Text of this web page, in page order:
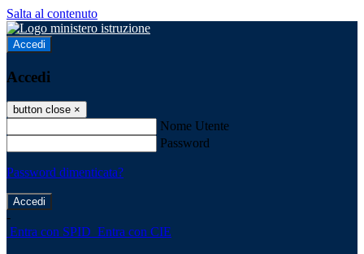
Salta al contenuto
Accedi
Accedi
button close ×
Nome Utente
Password
Password dimenticata?
-
Entra con SPID Entra con CIE